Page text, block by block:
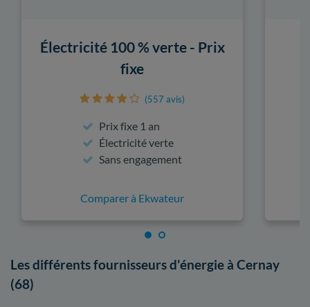
Électricité 100 % verte - Prix
fixe
(557 avis)
Prix fixe 1 an
Électricité verte
Sans engagement
Comparer à Ekwateur
Les différents fournisseurs d'énergie à Cernay
(68)